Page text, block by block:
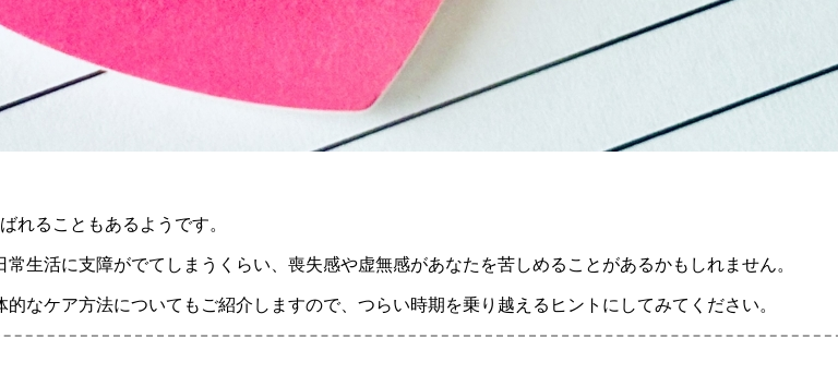
れることもあるようです。
生活に支障がでてしまうくらい、喪失感や虚無感があなたを苦しめることがあるかもしれません。
なケア方法についてもご紹介しますので、つらい時期を乗り越えるヒントにしてみてください。